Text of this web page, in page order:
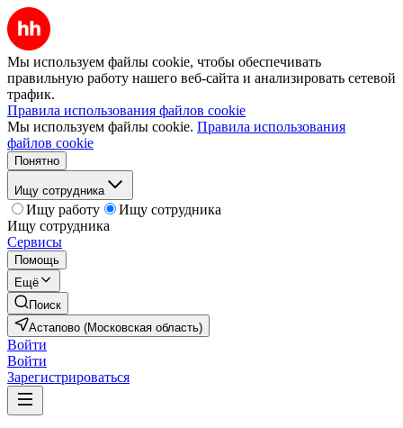
Мы используем файлы cookie, чтобы обеспечивать
правильную работу нашего веб-сайта и анализировать сетевой
трафик.
Правила использования файлов cookie
Мы используем файлы cookie. Правила использования
файлов cookie
Понятно
Ищу сотрудника
Ищу работу
Ищу сотрудника
Ищу сотрудника
Сервисы
Помощь
Ещё
Поиск
Астапово (Московская область)
Войти
Войти
Зарегистрироваться